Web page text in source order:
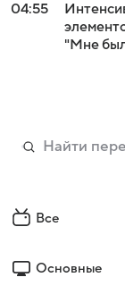
04:55
"Мне
Все
Основные